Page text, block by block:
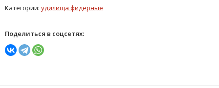
Категории: удилища фидерные
Поделиться в соцсетях: